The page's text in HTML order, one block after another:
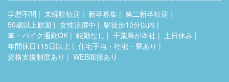
学歴不問 未経験歓迎 新卒募集
第二新卒歓迎
50歳以上歓迎
女性活躍中
駅徒歩10分以内
車・バイク通勤OK
転勤なし 千葉県が本社
土日休み
年間休日115日以上
住宅手当・社宅・寮あり
資格支援制度あり
WEB面接あり